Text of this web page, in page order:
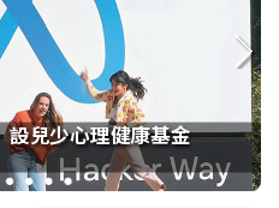
兒少心理健康基金
4 5 6 7